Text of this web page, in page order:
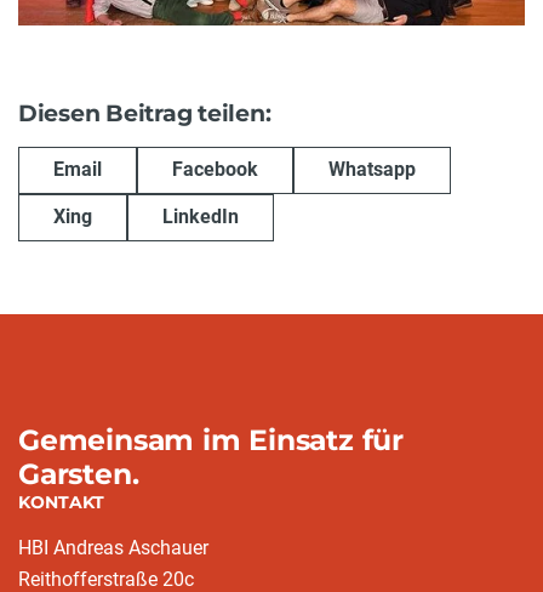
Diesen Beitrag teilen:
Email Facebook Whatsapp
Xing LinkedIn
Gemeinsam im Einsatz für
Garsten.
KONTAKT
HBI Andreas Aschauer
Reithofferstraße 20c